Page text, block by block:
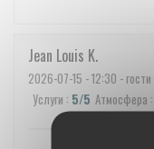
Jean Louis K
2026-07-15 - 12:30 -
Услуги : 5/5 Атмосфера :